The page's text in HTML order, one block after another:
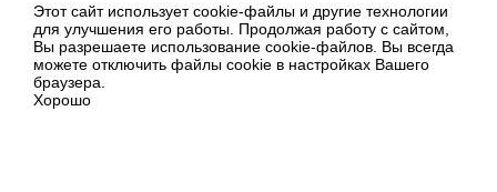
Этот сайт использует cookie-файлы и другие технологии
для улучшения его работы. Продолжая работу с сайтом,
Вы разрешаете использование cookie-файлов. Вы всегда
можете отключить файлы cookie в настройках Вашего
браузера.
Хорошо